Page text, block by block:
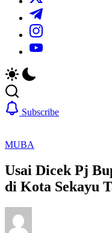
https://t.me/
https://
https://youtube.com/
Subscribe
MUBA
Usai Dicek Pj
di Kota Sekayu